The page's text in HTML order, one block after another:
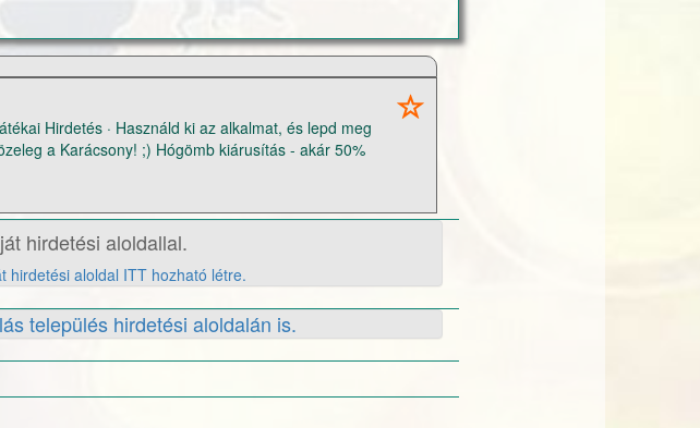
Hirdetés · Használd ki az alkalmat, és lepd meg
a Karácsony! ;) Hógömb kiárusítás - akár 50%
hirdetési aloldallal.
hirdetési aloldal ITT hozható létre.
település hirdetési aloldalán is.